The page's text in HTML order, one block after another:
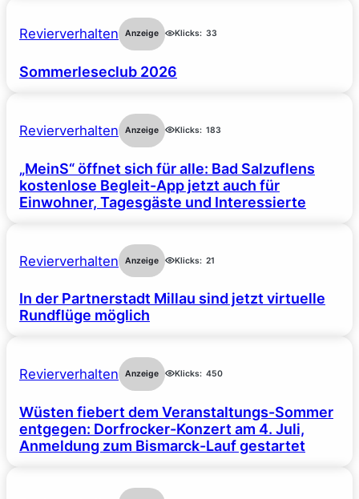
Revierverhalten Anzeige Klicks: 33
Sommerleseclub 2026
Revierverhalten Anzeige Klicks: 183
„MeinS“ öffnet sich für alle: Bad Salzuflens
kostenlose Begleit-App jetzt auch für
Einwohner, Tagesgäste und Interessierte
Revierverhalten Anzeige Klicks: 21
In der Partnerstadt Millau sind jetzt virtuelle
Rundflüge möglich
Revierverhalten Anzeige Klicks: 450
Wüsten fiebert dem Veranstaltungs-Sommer
entgegen: Dorfrocker-Konzert am 4. Juli,
Anmeldung zum Bismarck-Lauf gestartet